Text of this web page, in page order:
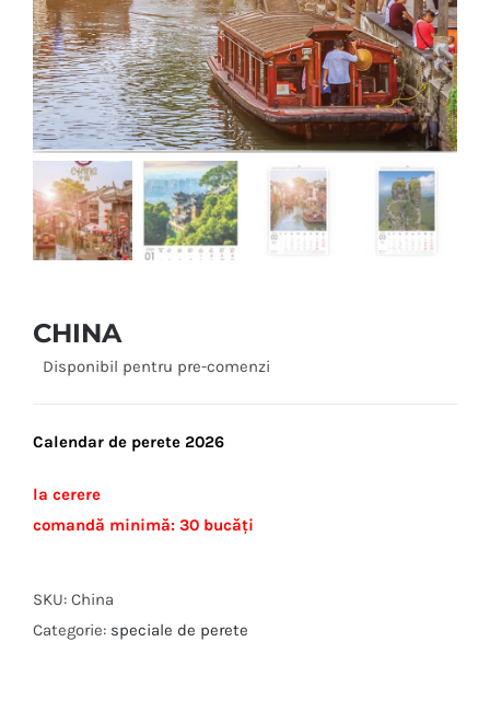
CHINA
Disponibil pentru pre-comenzi
Calendar de perete 2026
la cerere
comandă minimă: 30 bucăți
SKU: China
Categorie: speciale de perete